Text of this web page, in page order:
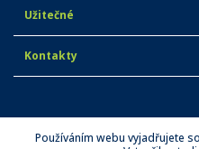
Užitečné
Kontakty
Používáním webu vyjadřujete